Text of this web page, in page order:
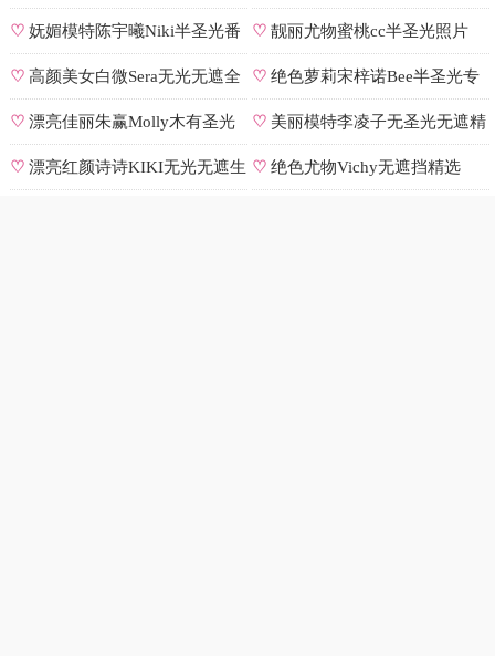
♡妩媚模特陈宇曦Niki半圣光番
号
♡ 靓丽尤物蜜桃cc半圣光照片
♡高颜美女白微Sera无光无遮全
集
♡ 绝色萝莉宋梓诺Bee半圣光专
辑
♡漂亮佳丽朱赢Molly木有圣光
原图
♡ 美丽模特李凌子无圣光无遮精
选
♡漂亮红颜诗诗KIKI无光无遮生 ♡ 绝色尤物Vichy无遮挡精选